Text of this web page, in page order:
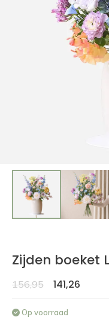
Zijden boeket
156,95 141,26
Op voorraad